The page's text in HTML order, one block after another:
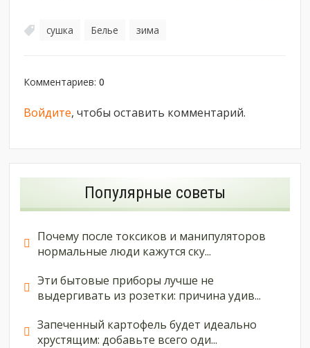
сушка Белье зима
Комментариев:0
Войдите, чтобы оставить комментарий.
Популярные советы
Почему после токсиков и манипуляторов
нормальные люди кажутся ску...
Эти бытовые приборы лучше не
выдергивать из розетки: причина удив...
Запеченный картофель будет идеально
хрустящим: добавьте всего оди...